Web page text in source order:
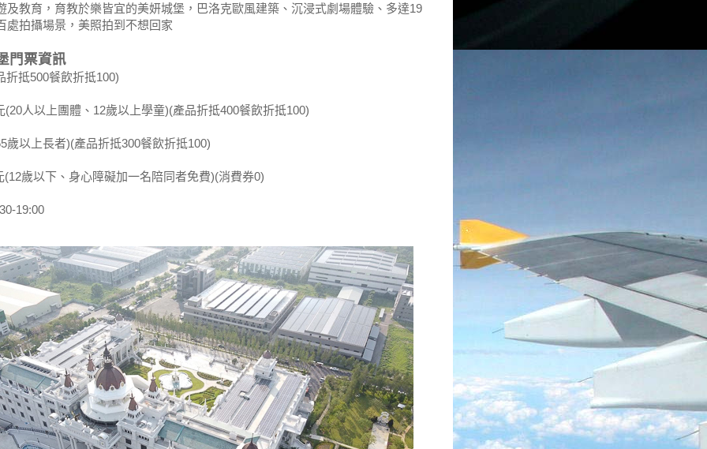
及教育，育教於樂皆宜的美妍城堡，巴洛克歐風建築、沉浸式劇場體驗、多達19
處拍攝場景，美照拍到不想回家
門票資訊
折抵500餐飲折抵100)
(20人以上團體、12歲以上學童)(產品折抵400餐飲折抵100)
歲以上長者)(產品折抵300餐飲折抵100)
(12歲以下、身心障礙加一名陪同者免費)(消費券0)
19:00